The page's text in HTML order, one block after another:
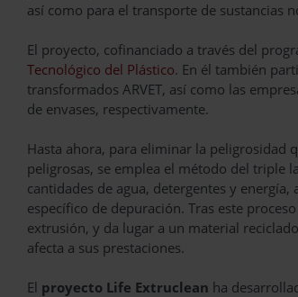
así como para el transporte de sustancias
El proyecto, cofinanciado a través del
Tecnológico del Plástico. En él también
transformados ARVET, así como las
de envases, respectivamente.
Hasta ahora, para eliminar la peligrosidad
peligrosas, se emplea el método del triple
cantidades de agua, detergentes y
específico de depuración. Tras este
extrusión, y da lugar a un material
afecta a sus prestaciones.
El proyecto Life Extruclean ha